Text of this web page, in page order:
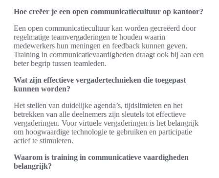
Hoe creëer je een open communicatiecultuur op kantoor?
Een open communicatiecultuur kan worden gecreëerd door
regelmatige teamvergaderingen te houden waarin
medewerkers hun meningen en feedback kunnen geven.
Training in communicatievaardigheden draagt ook bij aan een
beter begrip tussen teamleden.
Wat zijn effectieve vergadertechnieken die toegepast
kunnen worden?
Het stellen van duidelijke agenda’s, tijdslimieten en het
betrekken van alle deelnemers zijn sleutels tot effectieve
vergaderingen. Voor virtuele vergaderingen is het belangrijk
om hoogwaardige technologie te gebruiken en participatie
actief te stimuleren.
Waarom is training in communicatieve vaardigheden
belangrijk?